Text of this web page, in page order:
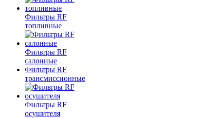
Фильтры RF
топливные
Фильтры RF
салонные
Фильтры RF
трансмиссионные
Фильтры RF
осушителя